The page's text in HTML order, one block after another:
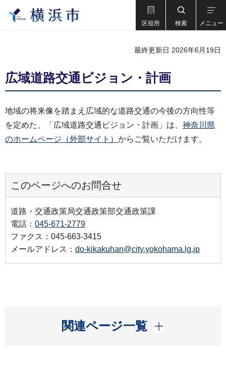
区役所 検索 メニュー
最終更新日 2026年6月19日
広域道路交通ビジョン・計画
地域の将来像を踏まえ広域的な道路交通の今後の方向性等
を定めた、「広域道路交通ビジョン・計画」は、 神奈川県
のホームページ（外部サイト） からご覧いただけます。
このページへのお問合せ
道路・交通政策局交通政策部交通政策課
電話： 045-671-2779
ファクス：045-663-3415
メールアドレス： do-kikakuhan@city.yokohama.lg.jp
関連ページ一覧
開く